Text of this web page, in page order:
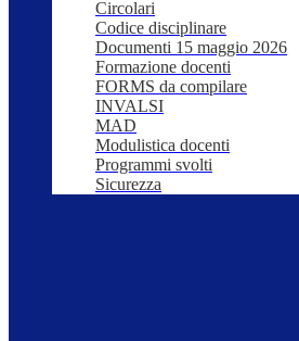
Circolari
Codice disciplinare
Documenti 15 maggio 2026
Formazione docenti
FORMS da compilare
INVALSI
MAD
Modulistica docenti
Programmi svolti
Sicurezza